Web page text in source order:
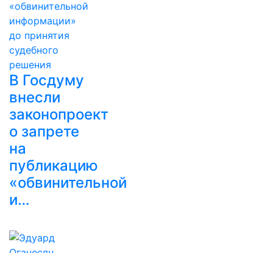
В Госдуму
внесли
законопроект
о запрете
на
публикацию
«обвинительной
и…